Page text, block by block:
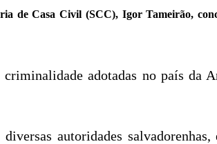
de Casa Civil (SCC), Igor Tameirão,
adotadas no país da
autoridades